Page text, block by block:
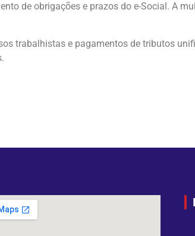
de obrigações e prazos do e-Social. A
trabalhistas e pagamentos de tributos